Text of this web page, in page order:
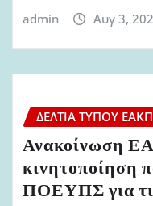
admin Αυγ 3,
ΔΕΛΤΊΑ ΤΎΠΟΥ ΕΑΚΠ
Ανακοίνωση
κινητοποίηση
ΠΟΕΥΠΣ για